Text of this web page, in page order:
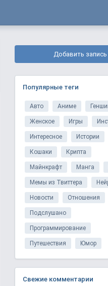
Добавить запись
Популярные теги
Авто Аниме
Женское Игры
Интересное Истории
Кошаки Крипта
Майнкрафт Манга
Мемы из Твиттера
Новости Отношения
Подслушано
Программирование
Путешествия Юмор
Свежие комментарии